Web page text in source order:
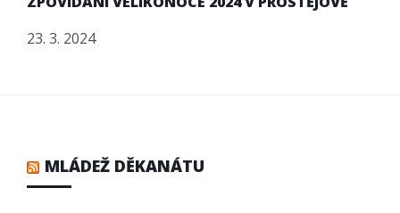
23. 3. 2024
MLÁDEŽ DĚKANÁTU